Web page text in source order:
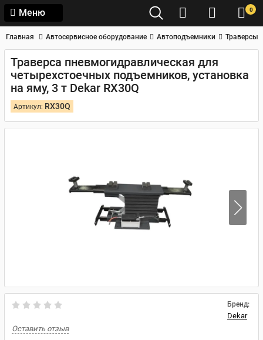
Меню 0
Главная Автосервисное оборудование Автоподъемники Траверсы
Траверса пневмогидравлическая для
четырехстоечных подъемников, установка
на яму, 3 т Dekar RX30Q
Артикул: RX30Q
Бренд:
Dekar
Оставить отзыв